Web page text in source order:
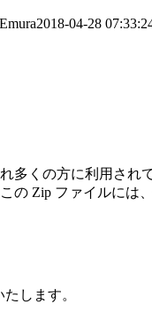
2018-04-28
くの方に利用され
の Zip ファイルには
します。